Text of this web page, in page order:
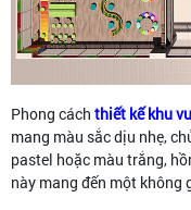
Phong cách thiết kế khu
mang màu sắc dịu nhẹ,
pastel hoặc màu trắng,
này mang đến một không